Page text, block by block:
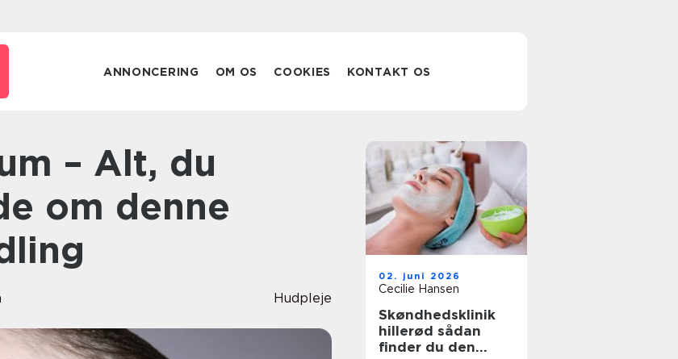
ANNONCERING OM OS COOKIES KONTAKT OS
om denne
Hudpleje
02. juni 2026
Cecilie Hansen
Skøndhedsklinik
hillerød sådan
finder du den